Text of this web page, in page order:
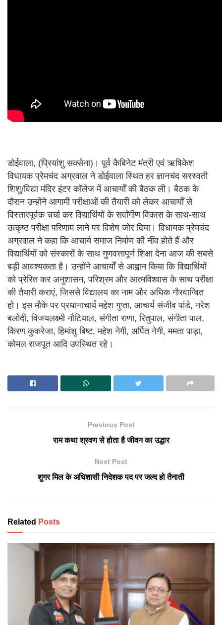
डोईवाला, (प्रियांशु सक्सेना)। पूर्व कैबिनेट मंत्री एवं ऋषिकेश
विधायक प्रेमचंद अग्रवाल ने डोईवाला स्थित हर ज्ञानचंद सरस्वती
शिशु/विद्या मंदिर इंटर कॉलेज में आचार्यों की बैठक ली। बैठक के
दौरान उन्होंने आगामी परीक्षाओं की तैयारी को लेकर आचार्यों से
विस्तारपूर्वक चर्चा कर विद्यार्थियों के सर्वांगीण विकास के साथ-साथ
उत्कृष्ट परीक्षा परिणाम लाने पर विशेष जोर दिया। विधायक प्रेमचंद
अग्रवाल ने कहा कि आचार्य समाज निर्माण की नींव होते हैं और
विद्यार्थियों को संस्कारों के साथ गुणवत्तापूर्ण शिक्षा देना आज की सबसे
बड़ी आवश्यकता है। उन्होंने आचार्यों से आह्वान किया कि विद्यार्थियों
को प्रेरित कर अनुशासन, परिश्रम और आत्मविश्वास के साथ परीक्षा
की तैयारी कराएं, जिससे विद्यालय का नाम और अधिक गौरवान्वित
हो। इस मौके पर प्रधानाचार्य महेश गुप्ता, आचार्य संजीव पांडे, नरेश
बलोदी, विजयलक्ष्मी नौटियाल, संगीता राणा, रितुपाल, संगीता पाल,
किरण कुकरेजा, हिमांशु बिष्ट, महेश नेगी, अर्पित नेगी, ममता पाड़ा,
कोमल राजपूत आदि उपस्थित रहे।
Previous Post
राम कथा श्रवण से होता है जीवन का उद्धार
Next Post
शुगर मिल के अधिशासी निदेशक पद पर जल्द हो तैनाती
Related Posts